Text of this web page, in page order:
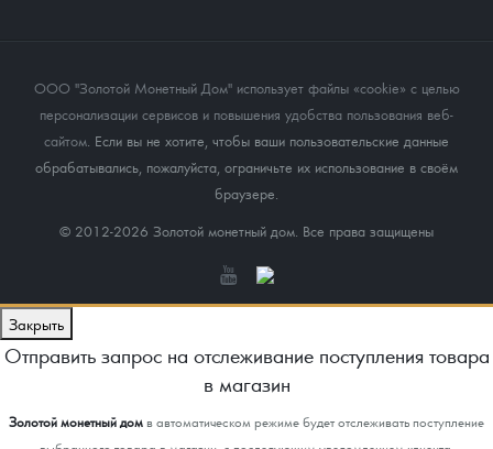
ООО "Золотой Монетный Дом" использует файлы «cookie» с целью
персонализации сервисов и повышения удобства пользования веб-
сайтом. Если вы не хотите, чтобы ваши пользовательские данные
обрабатывались, пожалуйста, ограничьте их использование в своём
браузере.
© 2012-2026 Золотой монетный дом. Все права защищены
Закрыть
Отправить запрос на отслеживание поступления товара
в магазин
Золотой монетный домв автоматическом режиме будет отслеживать поступление